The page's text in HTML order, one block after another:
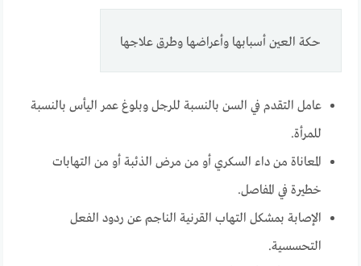
حكة العين أسبابها وأعراضها وطرق علاجها
عامل التقدم في السن بالنسبة للرجل وبلوغ عمر اليأس بالنسبة
للمرأة.
المعاناة من داء السكري أو من مرض الذئبة أو من التهابات
خطيرة في المفاصل.
الإصابة بمشكل التهاب القرنية الناجم عن ردود الفعل
التحسسية.